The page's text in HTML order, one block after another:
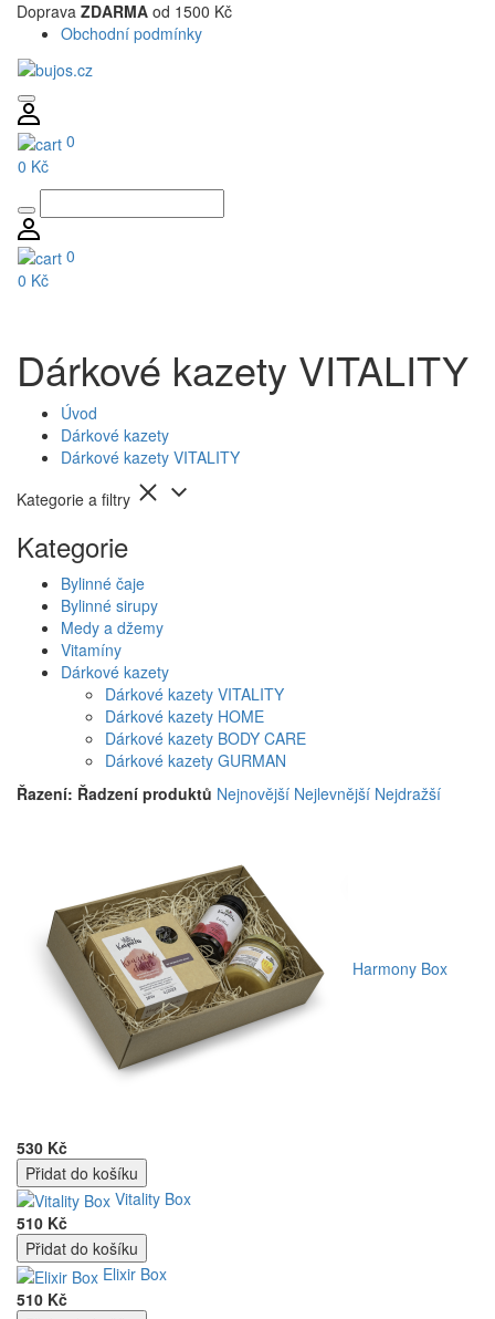
Doprava ZDARMA od 1500 Kč
Obchodní podmínky
0
0 Kč
0
0 Kč
Dárkové kazety VITALITY
Úvod
Dárkové kazety
Dárkové kazety VITALITY
Kategorie a filtry
Kategorie
Bylinné čaje
Bylinné sirupy
Medy a džemy
Vitamíny
Dárkové kazety
Dárkové kazety VITALITY
Dárkové kazety HOME
Dárkové kazety BODY CARE
Dárkové kazety GURMAN
Řazení: Řadzení produktů Nejnovější Nejlevnější Nejdražší
Harmony Box
530 Kč
Vitality Box
510 Kč
Elixir Box
510 Kč